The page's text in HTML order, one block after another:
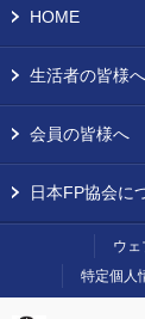
HOME
生活者の皆様へ
会員の皆様へ
日本FP協会に
ウ
特定個人